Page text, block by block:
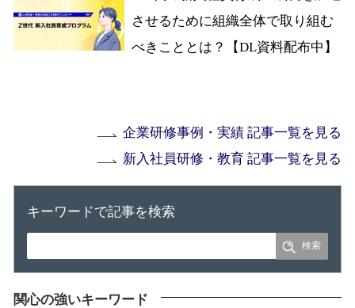
させるために組織全体で取り組む
べきこととは？【DL資料配布中】
企業研修事例・実績 記事一覧を見る
新入社員研修・教育 記事一覧を見る
キーワードで記事を検索
関心の強いキーワード